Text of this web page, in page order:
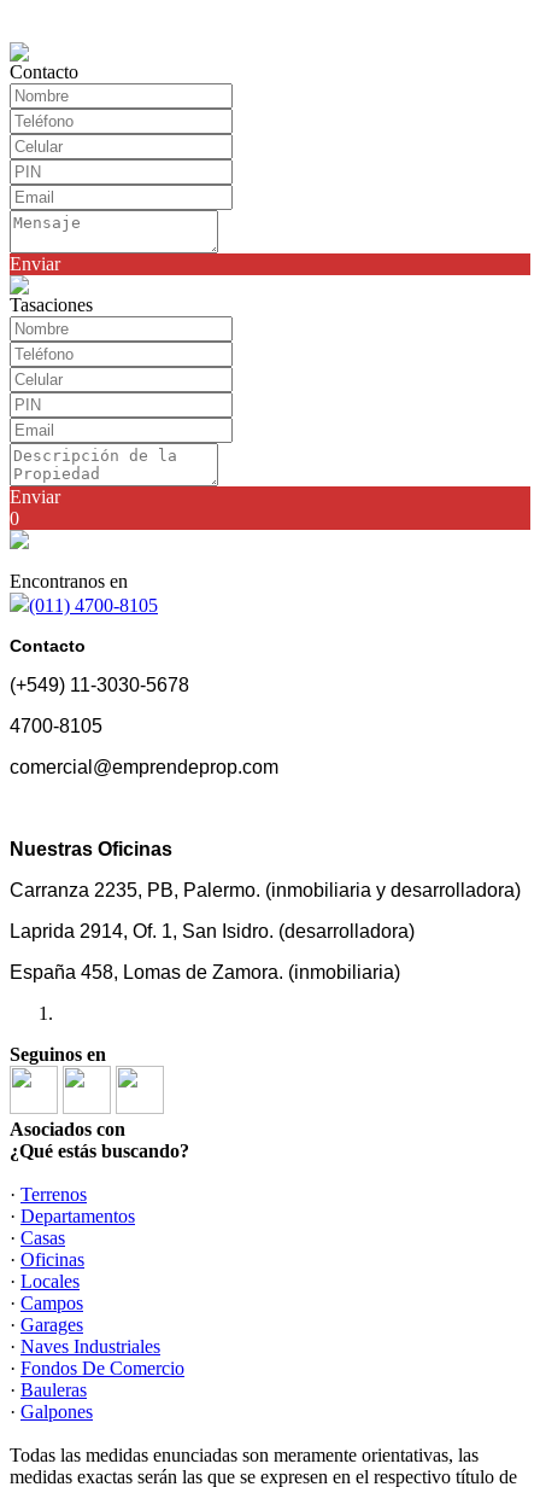
Contacto
Enviar
Tasaciones
Enviar
0
Encontranos en
(011) 4700-8105
Contacto
(+549) 11-3030-5678
4700-8105
comercial@emprendeprop.com
Nuestras Oficinas
Carranza 2235, PB, Palermo. (inmobiliaria y desarrolladora)
Laprida 2914, Of. 1, San Isidro. (desarrolladora)
España 458, Lomas de Zamora. (inmobiliaria)
Seguinos en
Asociados con
¿Qué estás buscando?
· Terrenos
· Departamentos
· Casas
· Oficinas
· Locales
· Campos
· Garages
· Naves Industriales
· Fondos De Comercio
· Bauleras
· Galpones
Todas las medidas enunciadas son meramente orientativas, las
medidas exactas serán las que se expresen en el respectivo título de